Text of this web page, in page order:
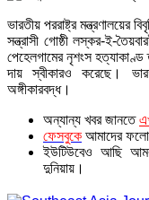
ভারতীয় পররাষ্ট্র
সন্ত্রাসী গোষ্ঠী লস্কর-ই-
পেহেলগামের নৃশংস
দায় স্বীকারও করেছে।
অঙ্গীকারবদ্ধ।
অন্যান্য খবর জানতে
ফেসবুকে আমাদের ফলো
ইউটিউবেও আছি
দুনিয়ায়।